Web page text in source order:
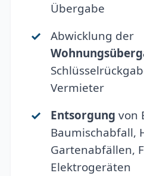
Übergabe
Abwicklung der
Vermieter
Entsorgung von
Baumischabfall,
Gartenabfällen,
Elektrogeräten